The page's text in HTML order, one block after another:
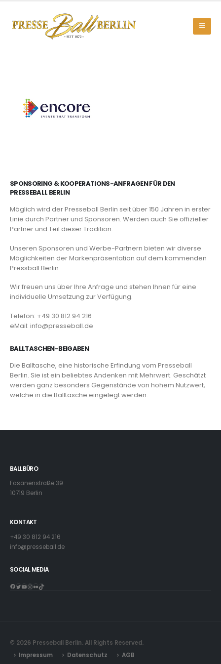
SPONSORING & KOOPERATIONS-ANFRAGEN FÜR DEN
PRESSEBALL BERLIN
Möglich wird der Presseball Berlin seit über 150 Jahren in erster
Linie durch Partner und Sponsoren. Werden auch Sie offizieller
Partner und Teil dieser Tradition.
Unseren Sponsoren und Werbe-Partnern bieten wir diverse
Möglichkeiten der Markenpräsentation auf dem kommenden
Pressball Berlin.
Wir freuen uns über Ihre Anfrage und stehen Ihnen für eine
individuelle Umsetzung zur Verfügung.
Telefon: +49 30 812 94 216
eMail: info@presseball.de
BALLTASCHEN-BEIGABEN
Die Balltasche, eine historische Erfindung vom Presseball
Berlin. Sie ist ein beliebtes Andenken mit Mehrwert. Geschätzt
werden ganz besonders Gegenstände von hohem Nutzwert,
welche in die Balltasche eingelegt werden.
BALLBÜRO
Fasanenstraße 39
10719 Berlin
KONTAKT
+49 30 812 94 216
info@presseball.de
SOCIAL MEDIA
Facebook
Twitter
YouTube
Instagram
FlickrTikTok
© 2026 Presseball Berlin. All Rights Reserved.
Impressum
Datenschutz AGB